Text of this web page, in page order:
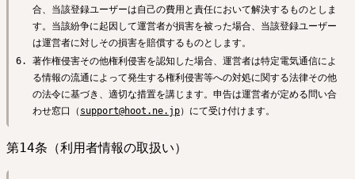
合、当該登録ユーザーは自己の費用と責任において解決するものとしま
す。当該紛争に起因して運営者が損害を被った場合、当該登録ユーザー
は運営者に対しその損害を賠償するものとします。
著作権侵害その他権利侵害を認知した場合、運営者は特定電気通信によ
る情報の流通によって発生する権利侵害等への対処に関する法律その他
の法令に基づき、適切な措置を講じます。申告は運営者が定める問い合
わせ窓口（ support@hoot.ne.jp）にて受け付けます。
第14条（利用者情報の取扱い）